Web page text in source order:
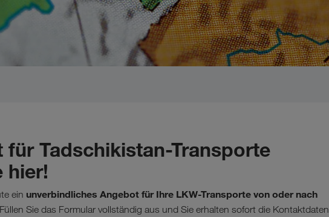
für Tadschikistan-Transporte
hier!
ein unverbindliches Angebot für Ihre LKW-Transporte von oder nach
Sie das Formular vollständig aus und Sie erhalten sofort die Kontaktdaten